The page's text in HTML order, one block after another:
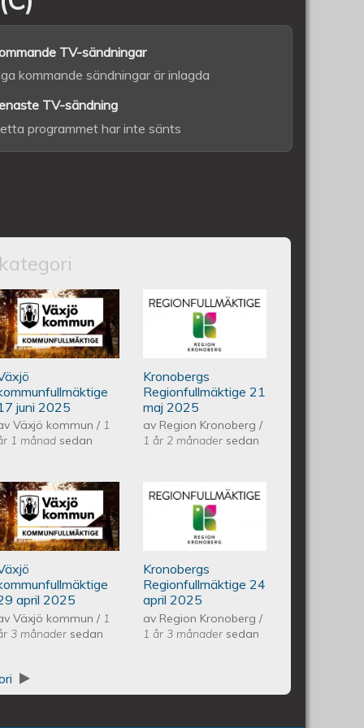
TV-sändningar
kommande sändningar är inlagda
TV-sändning
programmet har inte sänts
18 juni 2025
kommunfullmäktige 17
2025
juni 2025
Växjö kommun / 1
1 månadsedan
Kronobergs
regionfullmäktige
21 maj 2025
Kronobergs
Regionfullmäktige 21
maj 2025
av Region Kronoberg/
1 år 2 månader sedan
20 maj 2025
kommunfullmäktige 29
2025
april 2025
Växjö kommun / 1
3 månadersedan
Kronobergs
regionfullmäktige
24 april 2025
Kronobergs
Regionfullmäktige 24
april 2025
av Region Kronoberg/
1 år 3 månader sedan